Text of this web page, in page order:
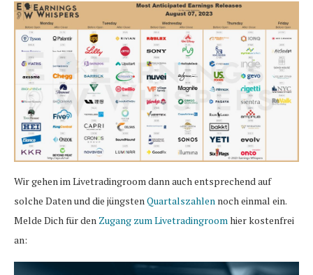
Wir gehen im Livetradingroom dann auch entsprechend auf
solche Daten und die jüngsten Quartalszahlen noch einmal ein.
Melde Dich für den Zugang zum Livetradingroom hier kostenfrei
an: